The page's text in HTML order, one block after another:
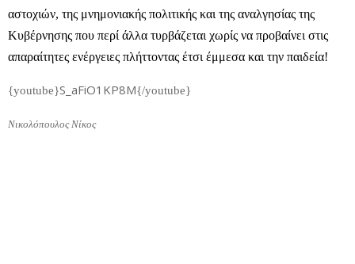
αστοχιών, της μνημονιακής πολιτικής και της αναλγησίας της
Κυβέρνησης που περί άλλα τυρβάζεται χωρίς να προβαίνει στις
απαραίτητες ενέργειες πλήττοντας έτσι έμμεσα και την παιδεία!
{youtube}S_aFiO1KP8M{/youtube}
Νικολόπουλος Νίκος